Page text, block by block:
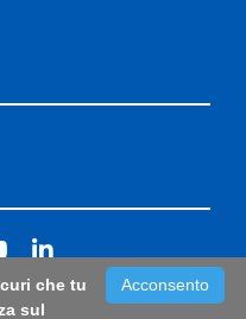
di prima istanza per
Acconsento
che tu
sul